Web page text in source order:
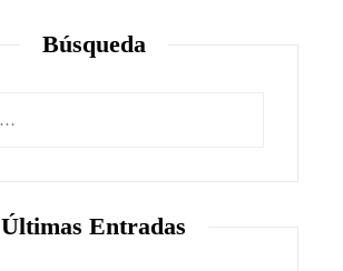
Búsqueda
Últimas Entradas